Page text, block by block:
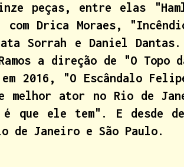
peças, entre elas
com Drica Moraes,
Sorrah e Daniel
a direção de "O Topo
2016, "O Escândalo
melhor ator no Rio de
que ele tem". E desde
de Janeiro e São Paulo.